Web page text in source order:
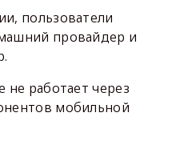
пользователи
провайдер и
не работает через
мобильной